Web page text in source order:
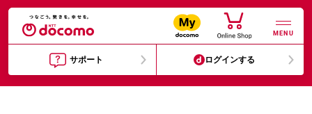
MENU
サポート ログインする